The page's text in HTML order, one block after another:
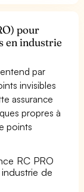
pour
en industrie
par
invisibles
assurance
propres à
points
RC PRO
de